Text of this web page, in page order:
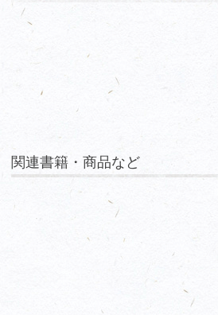
関連書籍・商品など